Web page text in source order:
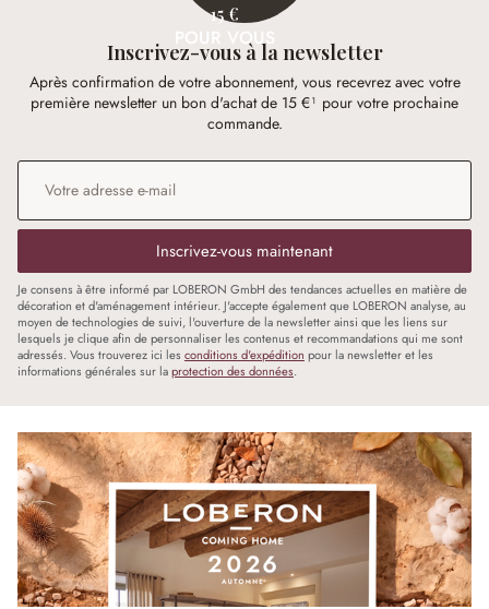
15 €
POUR VOUS
Inscrivez-vous à la newsletter
Après confirmation de votre abonnement, vous recevrez avec votre
première newsletter un bon d'achat de 15 €¹ pour votre prochaine
commande.
Adresse e-mail
Inscrivez-vous maintenant
Je consens à être informé par LOBERON GmbH des tendances actuelles en matière de
décoration et d'aménagement intérieur. J'accepte également que LOBERON analyse, au
moyen de technologies de suivi, l'ouverture de la newsletter ainsi que les liens sur
lesquels je clique afin de personnaliser les contenus et recommandations qui me sont
adressés. Vous trouverez ici les conditions d'expédition pour la newsletter et les
informations générales sur laprotection des données.